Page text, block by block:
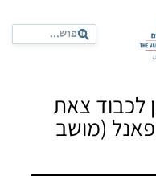
לכבוד צאת
(מושב